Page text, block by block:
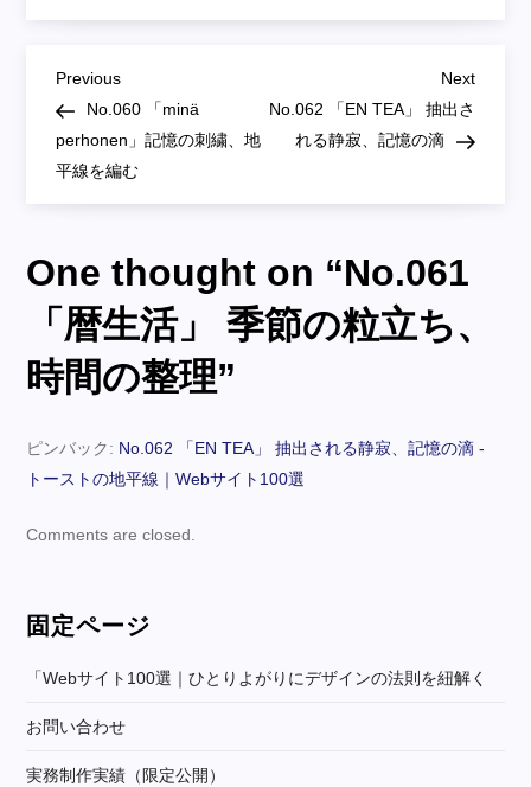
活」
の
立
ち、
時
間
整
の
投
稿
ナ
ビ
ゲ
ー
ョ
ン
Previous
Post
Previous
No.060 「minä
perhonen」記憶の刺繍、地
平線を編む
Next
Next
No.062 「EN TEA」 抽出さ
れる静寂、記憶の滴
One thought on “No.061
「暦生活」 季節の粒立ち、
時間の整理”
ピンバック: No.062 「EN TEA」 抽出される静寂、記憶の滴 -
トーストの地平線｜Webサイト100選
Comments are closed.
固定ページ
「webサイト100選｜ひとりよがりにデザインの法則を紐解く
お問い合わせ
実務制作実績（限定公開）